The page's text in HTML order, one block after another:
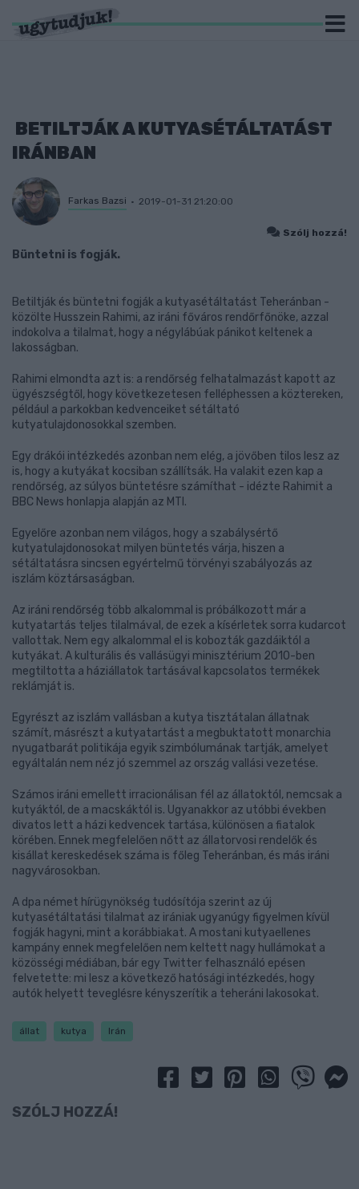
BETILTJÁK A KUTYASÉTÁLTATÁST
IRÁNBAN
Farkas Bazsi 2019-01-31 21:20:00
Szólj hozzá!
Büntetni is fogják.
Betiltják és büntetni fogják a kutyasétáltatást Teheránban -
közölte Husszein Rahimi, az iráni főváros rendőrfőnöke, azzal
indokolva a tilalmat, hogy a négylábúak pánikot keltenek a
lakosságban.
Rahimi elmondta azt is: a rendőrség felhatalmazást kapott az
ügyészségtől, hogy következetesen felléphessen a köztereken,
például a parkokban kedvenceiket sétáltató
kutyatulajdonosokkal szemben.
Egy drákói intézkedés azonban nem elég, a jövőben tilos lesz az
is, hogy a kutyákat kocsiban szállítsák. Ha valakit ezen kap a
rendőrség, az súlyos büntetésre számíthat - idézte Rahimit a
BBC News honlapja alapján az MTI.
Egyelőre azonban nem világos, hogy a szabálysértő
kutyatulajdonosokat milyen büntetés várja, hiszen a
sétáltatásra sincsen egyértelmű törvényi szabályozás az
iszlám köztársaságban.
Az iráni rendőrség több alkalommal is próbálkozott már a
kutyatartás teljes tilalmával, de ezek a kísérletek sorra kudarcot
vallottak. Nem egy alkalommal el is kobozták gazdáiktól a
kutyákat. A kulturális és vallásügyi minisztérium 2010-ben
megtiltotta a háziállatok tartásával kapcsolatos termékek
reklámját is.
Egyrészt az iszlám vallásban a kutya tisztátalan állatnak
számít, másrészt a kutyatartást a megbuktatott monarchia
nyugatbarát politikája egyik szimbólumának tartják, amelyet
egyáltalán nem néz jó szemmel az ország vallási vezetése.
Számos iráni emellett irracionálisan fél az állatoktól, nemcsak a
kutyáktól, de a macskáktól is. Ugyanakkor az utóbbi években
divatos lett a házi kedvencek tartása, különösen a fiatalok
körében. Ennek megfelelően nőtt az állatorvosi rendelők és
kisállat kereskedések száma is főleg Teheránban, és más iráni
nagyvárosokban.
A dpa német hírügynökség tudósítója szerint az új
kutyasétáltatási tilalmat az irániak ugyanúgy figyelmen kívül
fogják hagyni, mint a korábbiakat. A mostani kutyaellenes
kampány ennek megfelelően nem keltett nagy hullámokat a
közösségi médiában, bár egy Twitter felhasználó epésen
felvetette: mi lesz a következő hatósági intézkedés, hogy
autók helyett teveglésre kényszerítik a teheráni lakosokat.
állat kutya Irán
SZÓLJ HOZZÁ!